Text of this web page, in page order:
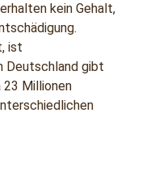
kein Gehalt,
ist
Deutschland gibt
Millionen